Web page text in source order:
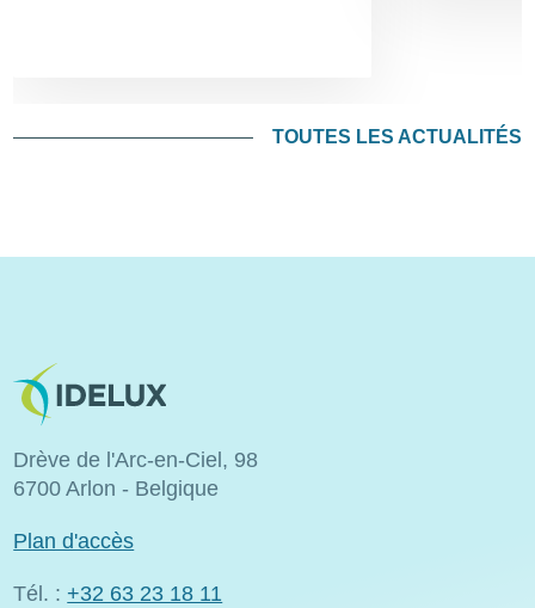
TOUTES LES ACTUALITÉS
Image
Drève de l'Arc-en-Ciel, 98
6700 Arlon - Belgique
Plan d'accès
Tél. : +32 63 23 18 11